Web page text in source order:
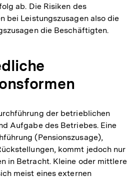
ab. Die Risiken des
bei Leistungszusagen also die
die Beschäftigten.
der betrieblichen
Aufgabe des Betriebes. Eine
(Pensionszusage),
kommt jedoch nur
in Betracht. Kleine oder mittlere
meist eines externen